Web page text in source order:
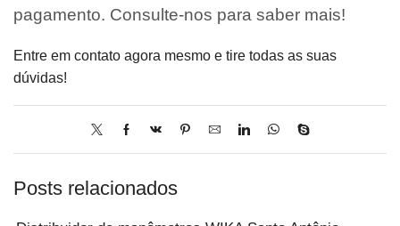
pagamento. Consulte-nos para saber mais!
Entre em contato agora mesmo e tire todas as suas
dúvidas!
Posts relacionados